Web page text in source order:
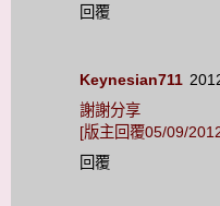
回覆
Keynesian711
謝謝分享
[版主回覆05/09/
回覆